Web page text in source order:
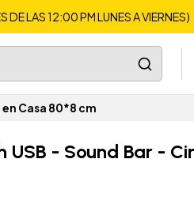
LAS 12:00 PM LUNES A VIERNES)
Casa 80*8 cm
USB - Sound Bar -